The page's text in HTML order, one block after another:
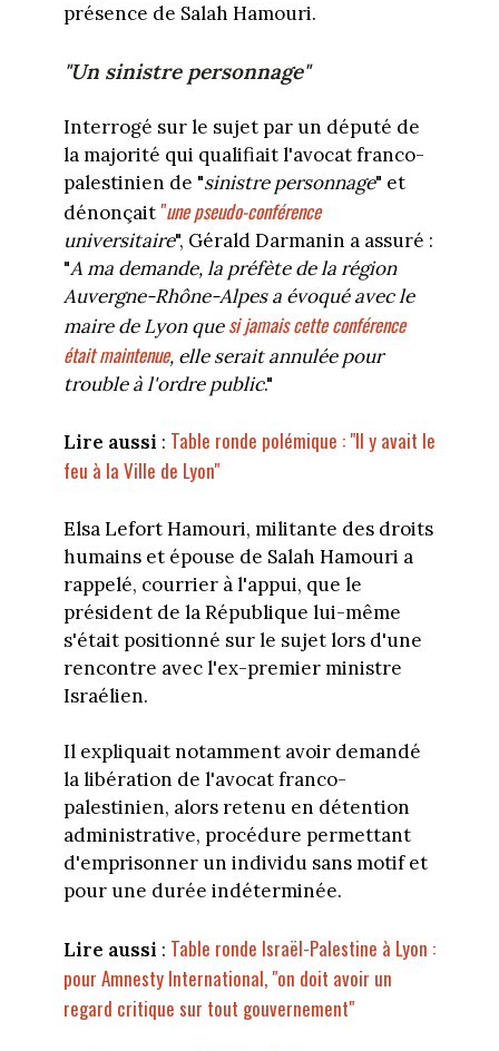
présence de Salah Hamouri.
"Un sinistre personnage"
Interrogé sur le sujet par un député de
la majorité qui qualifiait l'avocat franco-
palestinien de "sinistre personnage" et
dénonçait "une pseudo-conférence
universitaire", Gérald Darmanin a assuré :
"A ma demande, la préfète de la région
Auvergne-Rhône-Alpes a évoqué avec le
maire de Lyon quesi jamais cette conférence
était maintenue, elle serait annulée pour
trouble à l'ordre public."
Lire aussi : Table ronde polémique : "Il y avait le
feu à la Ville de Lyon"
Elsa Lefort Hamouri, militante des droits
humains et épouse de Salah Hamouri a
rappelé, courrier à l'appui, que le
président de la République lui-même
s'était positionné sur le sujet lors d'une
rencontre avec l'ex-premier ministre
Israélien.
Il expliquait notamment avoir demandé
la libération de l'avocat franco-
palestinien, alors retenu en détention
administrative, procédure permettant
d'emprisonner un individu sans motif et
pour une durée indéterminée.
Lire aussi : Table ronde Israël-Palestine à Lyon :
pour Amnesty International, "on doit avoir un
regard critique sur tout gouvernement"